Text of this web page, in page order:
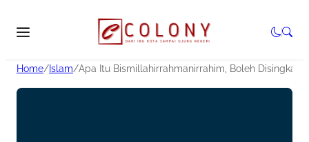
Home/Islam/Apa Itu Bismillahirrahmanirrahim, Boleh Disingkat?